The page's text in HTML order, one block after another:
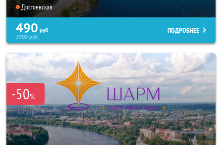
Достоевская
490 руб.
3900руб.
ПОДРОБНЕЕ
-50%